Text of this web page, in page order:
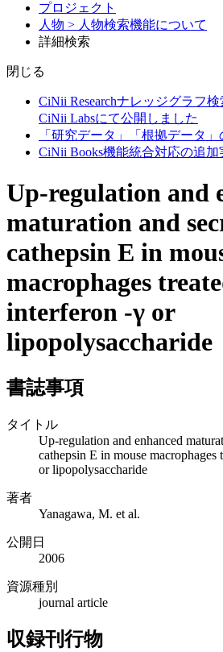
プロジェクト
人物 > 人物検索機能について
詳細検索
閉じる
CiNii Researchナレッジグラフ
CiNii Labsにて公開しました
「研究データ」「根拠データ
CiNii Books機能統合対応の追
Up-regulation and
maturation and
cathepsin E in
macrophages
interferon -γ or
lipopolysaccharide
書誌事項
タイトル
Up-regulation and enhanced
cathepsin E in mouse
or lipopolysaccharide
著者
Yanagawa, M. et al.
公開日
2006
資源種別
journal article
収録刊行物